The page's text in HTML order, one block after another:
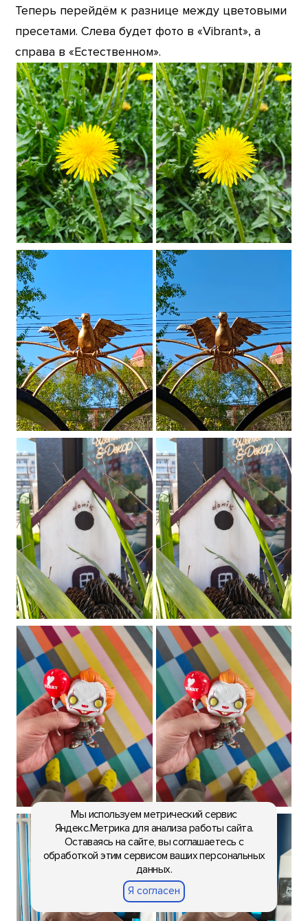
Теперь перейдём к разнице между цветовыми
пресетами. Слева будет фото в «Vibrant», а
справа в «Естественном».
Мы используем метрический сервис
Яндекс.Метрика для анализа работы сайта.
Оставаясь на сайте, вы соглашаетесь с
обработкой этим сервисом ваших персональных
данных.
Я согласен